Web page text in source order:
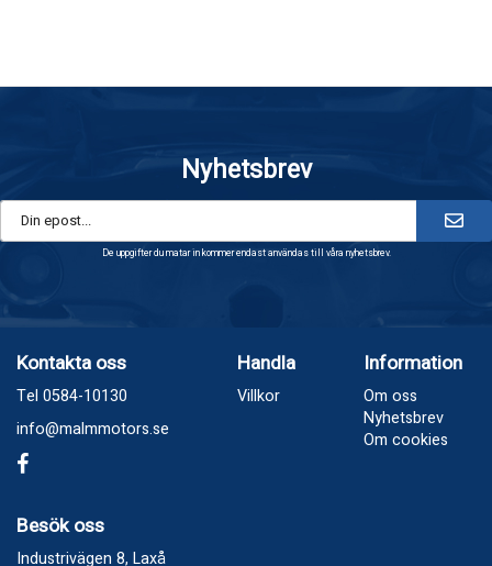
Nyhetsbrev
De uppgifter du matar in kommer endast användas till våra nyhetsbrev.
Kontakta oss
Tel 0584-10130
info@malmmotors.se
Handla
Villkor
Information
Om oss
Nyhetsbrev
Om cookies
Besök oss
Industrivägen 8, Laxå